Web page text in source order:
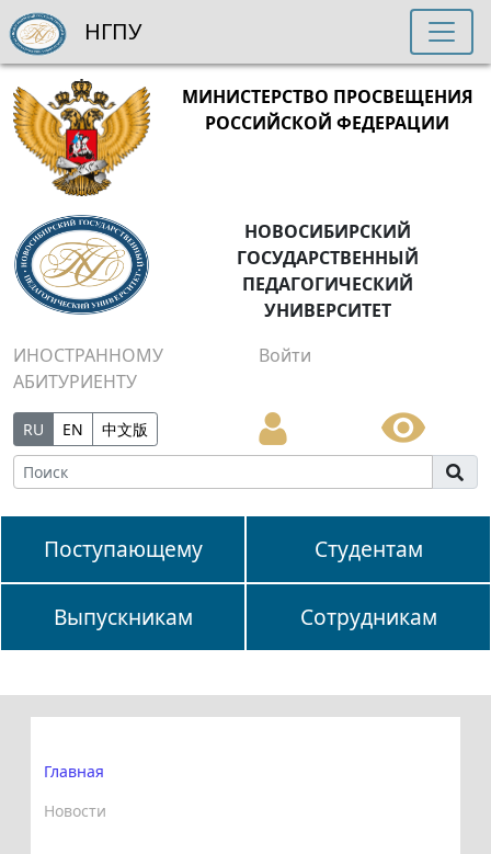
МИНИСТЕРСТВО ПРОСВЕЩЕНИЯ
РОССИЙСКОЙ ФЕДЕРАЦИИ
НОВОСИБИРСКИЙ
ГОСУДАРСТВЕННЫЙ
ПЕДАГОГИЧЕСКИЙ
УНИВЕРСИТЕТ
ИНОСТРАННОМУ
АБИТУРИЕНТУ
Войти
RU EN 中文版
Поступающему Студентам
Выпускникам Сотрудникам
НГПУ
Главная
Новости